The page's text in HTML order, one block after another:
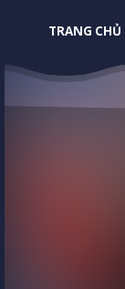
TRANG CHỦ